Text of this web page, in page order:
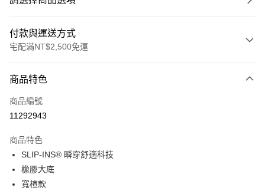
付款與運送方式
宅配滿NT$2,500免運
信用卡一次付款
LINE Pay
相關說明
【大哥付你分期使用說明】
1.本服務由台灣大哥大提供，台灣大哥大用戶可立即使用無須另外申請。
2.付款方式選擇「大哥付你分期」，訂單成立後會自動跳轉到大哥付的交易
流程，驗證手機門號後，選擇欲分期的期數、繳款截止日，確認付款後即完
ATM付款
商品特色
商品編號
11292943
商品特色
SLIP-INS® 瞬穿舒適科技
橡膠大底
寬楦款